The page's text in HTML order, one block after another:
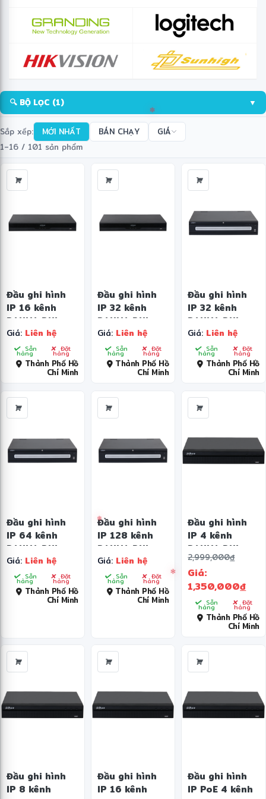
🔍 BỘ LỌC (1) ▼
Sắp xếp: MỚI NHẤT BÁN CHẠY
GIÁ
1–16 / 101 sản phẩm
Đầu ghi hình
IP 16 kênh
DAHUA DHI-
NVR5216-16P-
EI
Giá: Liên hệ
Sẵn
hàng Đặt
hàng
Thành Phố Hồ
Chí Minh
Đầu ghi hình
IP 32 kênh
DAHUA DHI-
NVR5232-16P-
EI
Giá: Liên hệ
Sẵn
hàng Đặt
hàng
Thành Phố Hồ
Chí Minh
Đầu ghi hình
IP 32 kênh
DAHUA DHI-
NVR608H-32-
XI
Giá: Liên hệ
Sẵn
hàng Đặt
hàng
Thành Phố Hồ
Chí Minh
Đầu ghi hình
IP 64 kênh
DAHUA DHI-
NVR608H-64-
XI
Giá: Liên hệ
Sẵn
hàng Đặt
hàng
Thành Phố Hồ
Chí Minh
Đầu ghi hình
IP 128 kênh
DAHUA DHI-
NVR608H-
128-XI
Giá: Liên hệ
Sẵn
hàng Đặt
hàng
Thành Phố Hồ
Chí Minh
Đầu ghi hình
IP 4 kênh
DAHUA DHI-
NVR2104HS-
4KS3
2,999,000đ
Giá:
1,350,000đ
Sẵn
hàng Đặt
hàng
Thành Phố Hồ
Chí Minh
Đầu ghi hình
IP 8 kênh
Đầu ghi hình
IP 16 kênh
Đầu ghi hình
IP PoE 4 kênh
✼